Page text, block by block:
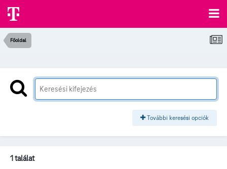
Főoldal
További keresési opciók
1 találat